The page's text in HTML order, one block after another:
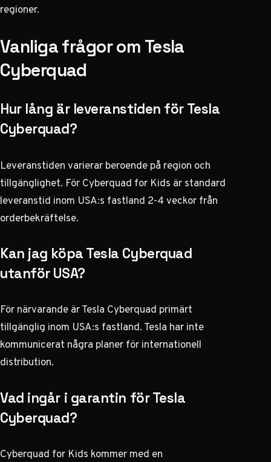
regioner.
Vanliga frågor om Tesla
Cyberquad
Hur lång är leveranstiden för Tesla
Cyberquad?
Leveranstiden varierar beroende på region och
tillgänglighet. För Cyberquad for Kids är standard
leveranstid inom USA:s fastland 2-4 veckor från
orderbekräftelse.
Kan jag köpa Tesla Cyberquad
utanför USA?
För närvarande är Tesla Cyberquad primärt
tillgänglig inom USA:s fastland. Tesla har inte
kommunicerat några planer för internationell
distribution.
Vad ingår i garantin för Tesla
Cyberquad?
Cyberquad for Kids kommer med en